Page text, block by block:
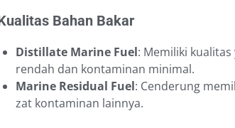
Bahan Bakar
Distillate Marine Fuel: Memiliki
rendah dan kontaminan minimal.
Marine Residual Fuel: Cenderung
zat kontaminan lainnya.